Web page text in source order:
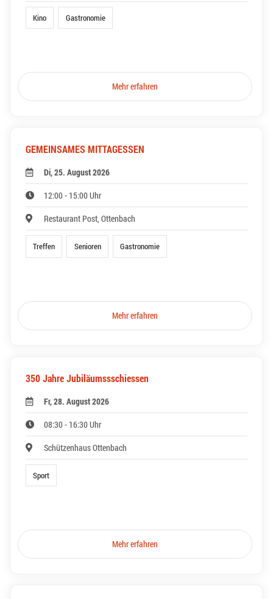
Kino Gastronomie
Mehr erfahren
GEMEINSAMES MITTAGESSEN
Di, 25. August 2026
12:00 - 15:00 Uhr
Restaurant Post, Ottenbach
Treffen Senioren Gastronomie
Mehr erfahren
350 Jahre Jubiläumssschiessen
Fr, 28. August 2026
08:30 - 16:30 Uhr
Schützenhaus Ottenbach
Sport
Mehr erfahren